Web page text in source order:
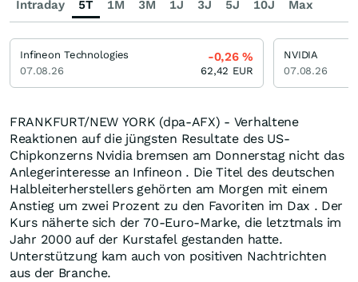
FRANKFURT/NEW YORK (dpa-AFX) - Verhaltene
Reaktionen auf die jüngsten Resultate des US-
Chipkonzerns Nvidia bremsen am Donnerstag nicht das
Anlegerinteresse an Infineon . Die Titel des deutschen
Halbleiterherstellers gehörten am Morgen mit einem
Anstieg um zwei Prozent zu den Favoriten im Dax . Der
Kurs näherte sich der 70-Euro-Marke, die letztmals im
Jahr 2000 auf der Kurstafel gestanden hatte.
Unterstützung kam auch von positiven Nachtrichten
aus der Branche.
Intraday 5T 1M 3M 1J 3J 5J 10J Max
Infineon Technologies
07.08.26
-0,26%
62,42 EUR
NVIDIA
07.08.26